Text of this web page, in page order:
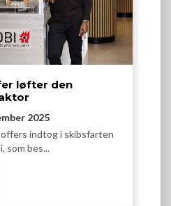
løfter den
2025
indtog i skibsfarten
som bes...